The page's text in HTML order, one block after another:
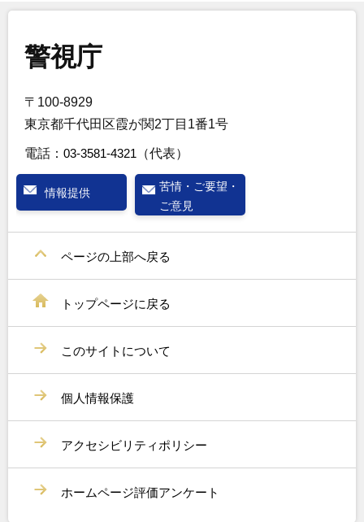
警視庁
〒100-8929
東京都千代田区霞が関2丁目1番1号
電話： 03-3581-4321 （代表）
情報提供
苦情・ご要望・
ご意見
ページの上部へ戻る
トップページに戻る
このサイトについて
個人情報保護
アクセシビリティポリシー
ホームページ評価アンケート